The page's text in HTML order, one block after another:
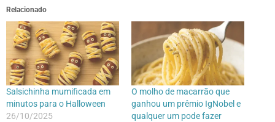
Relacionado
Salsichinha mumificada em
minutos para o Halloween
26/10/2025
O molho de macarrão que
ganhou um prêmio IgNobel e
qualquer um pode fazer